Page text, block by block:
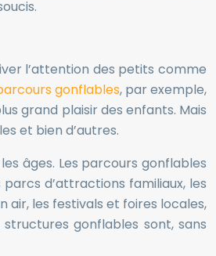
l’attention des petits comme
gonflables, par exemple,
grand plaisir des enfants. Mais
et bien d’autres.
âges. Les parcours gonflables
d’attractions familiaux, les
air, les festivals et foires locales,
gonflables sont, sans